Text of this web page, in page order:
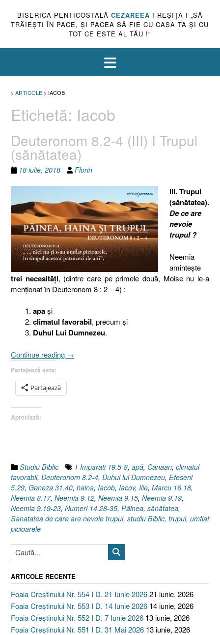
BISERICA PENTICOSTALĂ CEZAREEA I REŞIŢA I „SĂ
TRĂIEŞTI ÎN PACE, ŞI PACEA SĂ FIE CU CASA TA ŞI CU
TOT CE ESTE AL TĂU !”
> ARTICOLE > IACOB
Etichetă: Iacob
Deuteronom 8.2-4 (III) I Trupul
(sănătatea)
18 iulie, 2018 Florin
III. Trupul
(sănătatea).
De ce are
nevoie
trupul ?
Neemia
aminteşte
trei necesităţi, (dintre care pe primele două, Moise nu le-a
menţionat în Deuteronom 8 : 2 – 4) :
apaşi
climatul favorabil, precum şi
Duhul Lui Dumnezeu.
Continue reading „Deuteronom
I
→
Partajează asta:
Partajează
Apreciază:
Studiu Biblic 1 Imparati 19.5-8, apă, Canaan, climatul
favorabil, Deuteronom 8.2-4, Duhul lui Dumnezeu, Efeseni
5.29, Geneza 31.40, haina, Iacob, Iacov, Ilie, Marcu 16.18,
Neemia 8.17, Neemia 9.12, Neemia 9.15, Neemia 9.19,
Neemia 9.19-23, Numeri 14.28-35, Pâinea, sănătatea,
Sanatatea de care are nevoie trupul, studiu Biblic, trupul, umflat
picioarele
ARTICOLE RECENTE
Foaia Creștinului Nr. 554 I D. 21 Iunie 202621 iunie, 2026
Foaia Creștinului Nr. 553 I D. 14 Iunie 2026 14 iunie, 2026
Foaia Creștinului Nr. 552 I D. 7 Iunie 2026 13 iunie, 2026
Foaia Creștinului Nr. 551 I D. 31 Mai 2026 13 iunie, 2026